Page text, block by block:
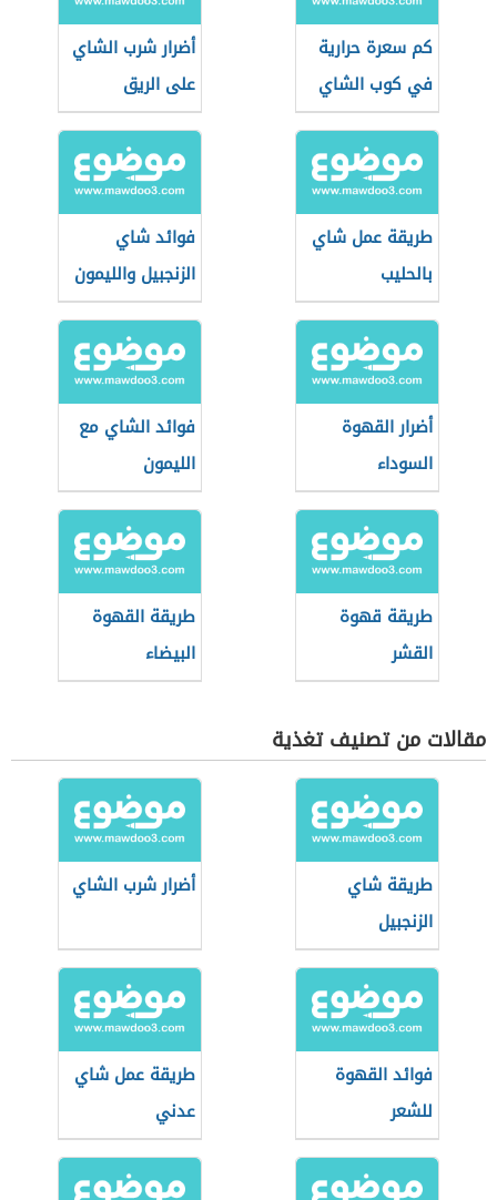
كم سعرة حرارية
في كوب الشاي
أضرار شرب الشاي
على الريق
طريقة عمل شاي
بالحليب
فوائد شاي
الزنجبيل والليمون
أضرار القهوة
السوداء
فوائد الشاي مع
الليمون
طريقة قهوة
القشر
طريقة القهوة
البيضاء
مقالات من تصنيف تغذية
طريقة شاي
الزنجبيل
أضرار شرب الشاي
فوائد القهوة
للشعر
طريقة عمل شاي
عدني